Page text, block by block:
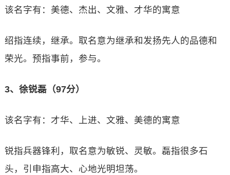
该名字有：美德、杰出、文雅、才华的寓意
绍指连续，继承。取名意为继承和发扬先人的品德和
荣光。预指事前，参与。
3、徐锐磊（97分）
该名字有：才华、上进、文雅、美德的寓意
锐指兵器锋利，取名意为敏锐、灵敏。磊指很多石
头，引申指高大、心地光明坦荡。